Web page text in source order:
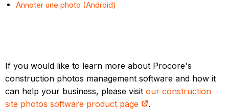
Annoter une photo (Android)
If you would like to learn more about Procore's
construction photos management software and how it
can help your business, please visitour construction
site photos software product page
.